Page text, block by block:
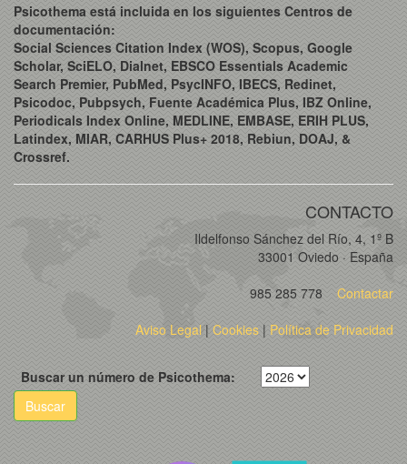
Psicothema está incluida en los siguientes Centros de
documentación:
Social Sciences Citation Index (WOS), Scopus, Google
Scholar, SciELO, Dialnet, EBSCO Essentials Academic
Search Premier, PubMed, PsycINFO, IBECS, Redinet,
Psicodoc, Pubpsych, Fuente Académica Plus, IBZ Online,
Periodicals Index Online, MEDLINE, EMBASE, ERIH PLUS,
Latindex, MIAR, CARHUS Plus+ 2018, Rebiun, DOAJ, &
Crossref.
CONTACTO
Ildelfonso Sánchez del Río, 4, 1º B
33001 Oviedo · España
985 285 778
Contactar
Aviso Legal| Cookies | Política de Privacidad
Buscar un número de Psicothema:
Buscar